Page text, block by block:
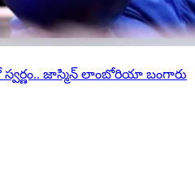
జాస్మిన్ లాంబోరియా బంగారు